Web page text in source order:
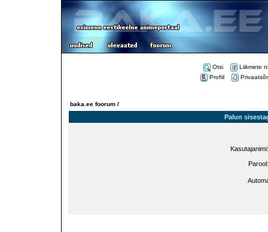
Otsi
Liikmete
Profiil
baka.ee foorum /
Palun
Kasutajanimi:
Parool: